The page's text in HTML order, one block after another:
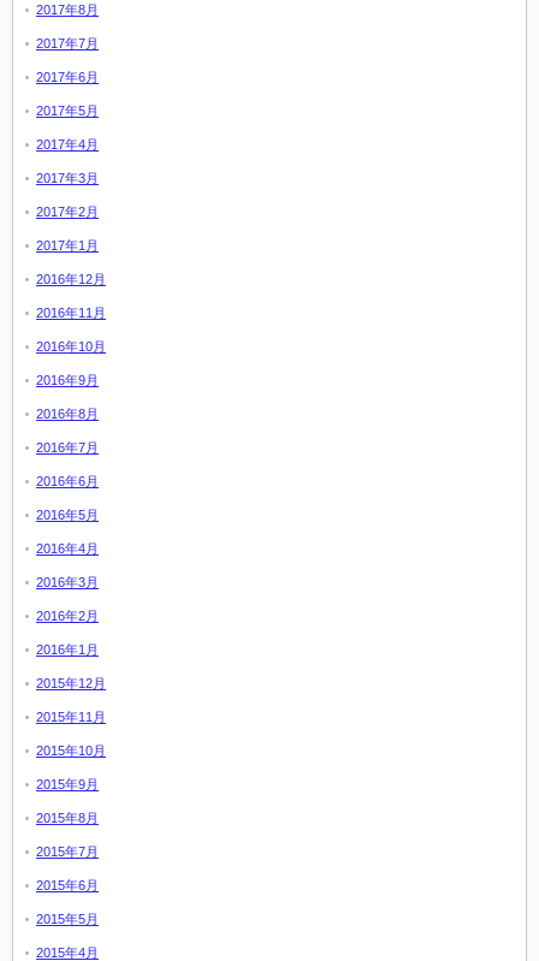
2017年8月
2017年7月
2017年6月
2017年5月
2017年4月
2017年3月
2017年2月
2017年1月
2016年12月
2016年11月
2016年10月
2016年9月
2016年8月
2016年7月
2016年6月
2016年5月
2016年4月
2016年3月
2016年2月
2016年1月
2015年12月
2015年11月
2015年10月
2015年9月
2015年8月
2015年7月
2015年6月
2015年5月
2015年4月